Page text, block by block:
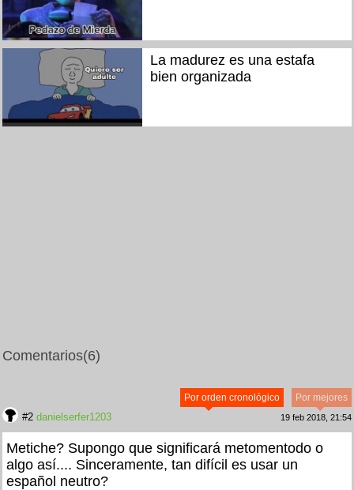
La madurez es una estafa
bien organizada
Comentarios(6)
Por mejores
Por orden cronológico
#2 danielserfer1203 19 feb 2018, 21:54
Metiche? Supongo que significará metomentodo o
algo así.... Sinceramente, tan difícil es usar un
español neutro?